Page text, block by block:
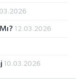
12.03.2026
10.03.2026